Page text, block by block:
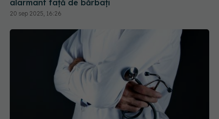
Cancerul care te ucide în tăcere: Simptome